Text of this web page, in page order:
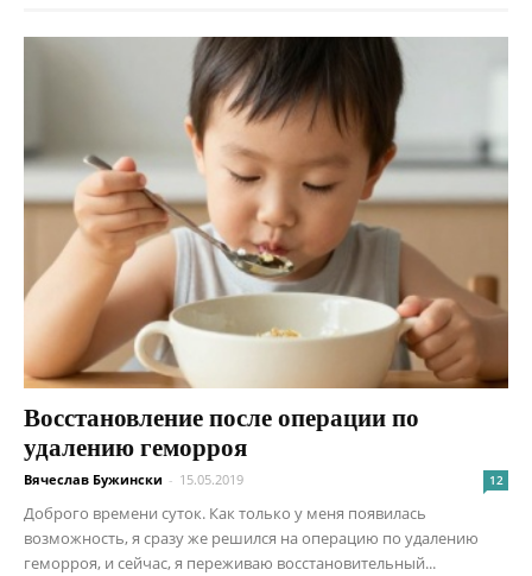
Восстановление после операции по
удалению геморроя
Вячеслав Бужински - 15.05.2019 12
Доброго времени суток. Как только у меня появилась
возможность, я сразу же решился на операцию по удалению
геморроя, и сейчас, я переживаю восстановительный...